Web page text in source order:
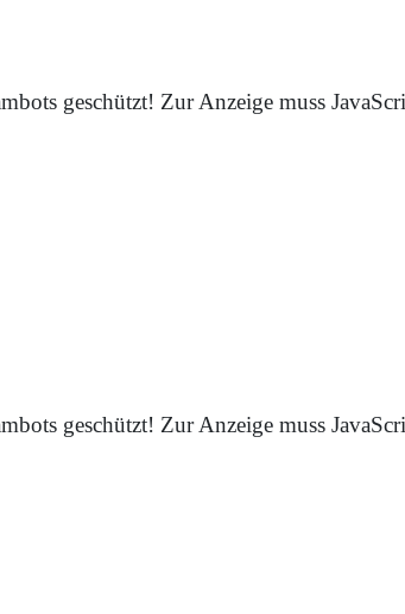
geschützt! Zur Anzeige muss
geschützt! Zur Anzeige muss